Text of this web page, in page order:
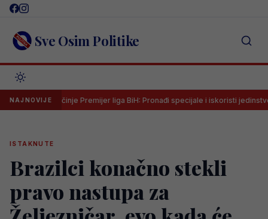
Skip
content Sve Osim Politike
NAJNOVIJE
Počinje Premijer liga BiH: Pronađi specijale i iskoristi jedinstvenu
ISTAKNUTE
Brazilci konačno stekli
pravo nastupa za